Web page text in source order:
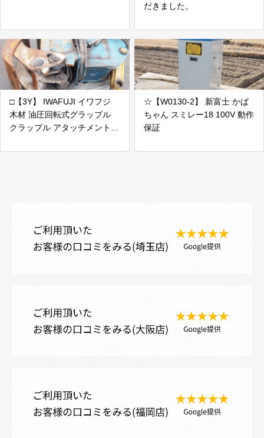
だきました。
□【3Y】 IWAFUJI イワフジ
木材 油圧回転式グラップル
クラップル アタッチメント
60mm アーム幅約260mm 現
☆【W0130-2】 新富士 かば
ちゃん スミレー18 100V 動作
保証